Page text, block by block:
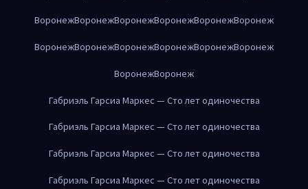
ВоронежВоронежВоронежВоронежВоронежВоронеж
ВоронежВоронежВоронежВоронежВоронежВоронеж
ВоронежВоронеж
Габриэль Гарсиа Маркес — Сто лет одиночества
Габриэль Гарсиа Маркес — Сто лет одиночества
Габриэль Гарсиа Маркес — Сто лет одиночества
Габриэль Гарсиа Маркес — Сто лет одиночества